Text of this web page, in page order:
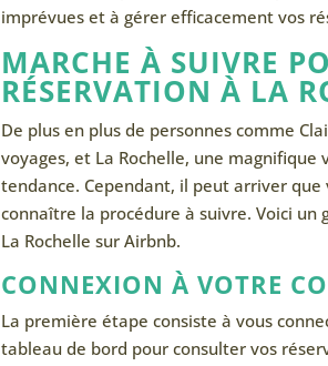
imprévues et à gérer efficacement vos
MARCHE À SUIVRE
RÉSERVATION À LA
De plus en plus de personnes comme
voyages, et La Rochelle, une
tendance. Cependant, il peut arriver
connaître la procédure à suivre. Voici
La Rochelle sur Airbnb.
CONNEXION À VOTRE
La première étape consiste à vous
tableau de bord pour consulter vos